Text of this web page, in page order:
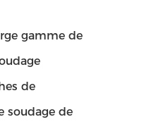
gamme de
de
soudage de